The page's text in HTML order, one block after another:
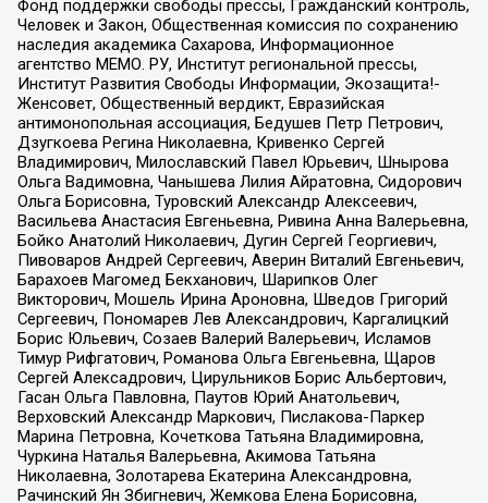
Фонд поддержки свободы прессы, Гражданский контроль,
Человек и Закон, Общественная комиссия по сохранению
наследия академика Сахарова, Информационное
агентство МЕМО. РУ, Институт региональной прессы,
Институт Развития Свободы Информации, Экозащита!-
Женсовет, Общественный вердикт, Евразийская
антимонопольная ассоциация, Бедушев Петр Петрович,
Дзугкоева Регина Николаевна, Кривенко Сергей
Владимирович, Милославский Павел Юрьевич, Шнырова
Ольга Вадимовна, Чанышева Лилия Айратовна, Сидорович
Ольга Борисовна, Туровский Александр Алексеевич,
Васильева Анастасия Евгеньевна, Ривина Анна Валерьевна,
Бойко Анатолий Николаевич, Дугин Сергей Георгиевич,
Пивоваров Андрей Сергеевич, Аверин Виталий Евгеньевич,
Барахоев Магомед Бекханович, Шарипков Олег
Викторович, Мошель Ирина Ароновна, Шведов Григорий
Сергеевич, Пономарев Лев Александрович, Каргалицкий
Борис Юльевич, Созаев Валерий Валерьевич, Исламов
Тимур Рифгатович, Романова Ольга Евгеньевна, Щаров
Сергей Алексадрович, Цирульников Борис Альбертович,
Гасан Ольга Павловна, Паутов Юрий Анатольевич,
Верховский Александр Маркович, Пислакова-Паркер
Марина Петровна, Кочеткова Татьяна Владимировна,
Чуркина Наталья Валерьевна, Акимова Татьяна
Николаевна, Золотарева Екатерина Александровна,
Рачинский Ян Збигневич, Жемкова Елена Борисовна,